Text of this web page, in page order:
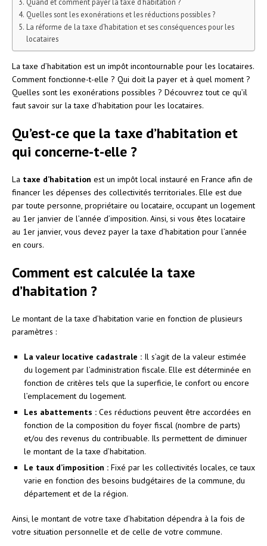
Quelles sont les exonérations et les réductions possibles ?
La réforme de la taxe d’habitation et ses conséquences pour les
locataires
La taxe d’habitation est un impôt incontournable pour les locataires.
Comment fonctionne-t-elle ? Qui doit la payer et à quel moment ?
Quelles sont les exonérations possibles ? Découvrez tout ce qu’il
faut savoir sur la taxe d’habitation pour les locataires.
Qu’est-ce que la taxe d’habitation et
qui concerne-t-elle ?
La taxe d’habitation est un impôt local instauré en France afin de
financer les dépenses des collectivités territoriales. Elle est due
par toute personne, propriétaire ou locataire, occupant un logement
au 1er janvier de l’année d’imposition. Ainsi, si vous êtes locataire
au 1er janvier, vous devez payer la taxe d’habitation pour l’année
en cours.
Comment est calculée la taxe
d’habitation ?
Le montant de la taxe d’habitation varie en fonction de plusieurs
paramètres :
La valeur locative cadastrale : Il s’agit de la valeur estimée
du logement par l’administration fiscale. Elle est déterminée en
fonction de critères tels que la superficie, le confort ou encore
l’emplacement du logement.
Les abattements : Ces réductions peuvent être accordées en
fonction de la composition du foyer fiscal (nombre de parts)
et/ou des revenus du contribuable. Ils permettent de diminuer
le montant de la taxe d’habitation.
Le taux d’imposition : Fixé par les collectivités locales, ce taux
varie en fonction des besoins budgétaires de la commune, du
département et de la région.
Ainsi, le montant de votre taxe d’habitation dépendra à la fois de
votre situation personnelle et de celle de votre commune.